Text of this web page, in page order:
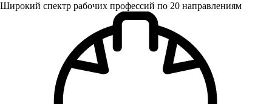
Широкий спектр рабочих профессий по 20 направлениям